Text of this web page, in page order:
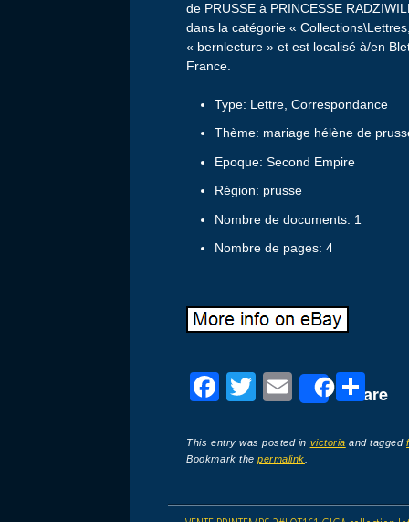
de PRUSSE à PRINCESSE
dans la catégorie «
« bernlecture » et est localisé à/en
France.
Type: Lettre, Correspondance
Thème: mariage hélène de
Epoque: Second Empire
Région: prusse
Nombre de documents: 1
Nombre de pages: 4
F
c
e
b
T
tt
er
E
ail
Share
P
ta
er
This entry was posted in victoria and tagged
Bookmark thepermalink